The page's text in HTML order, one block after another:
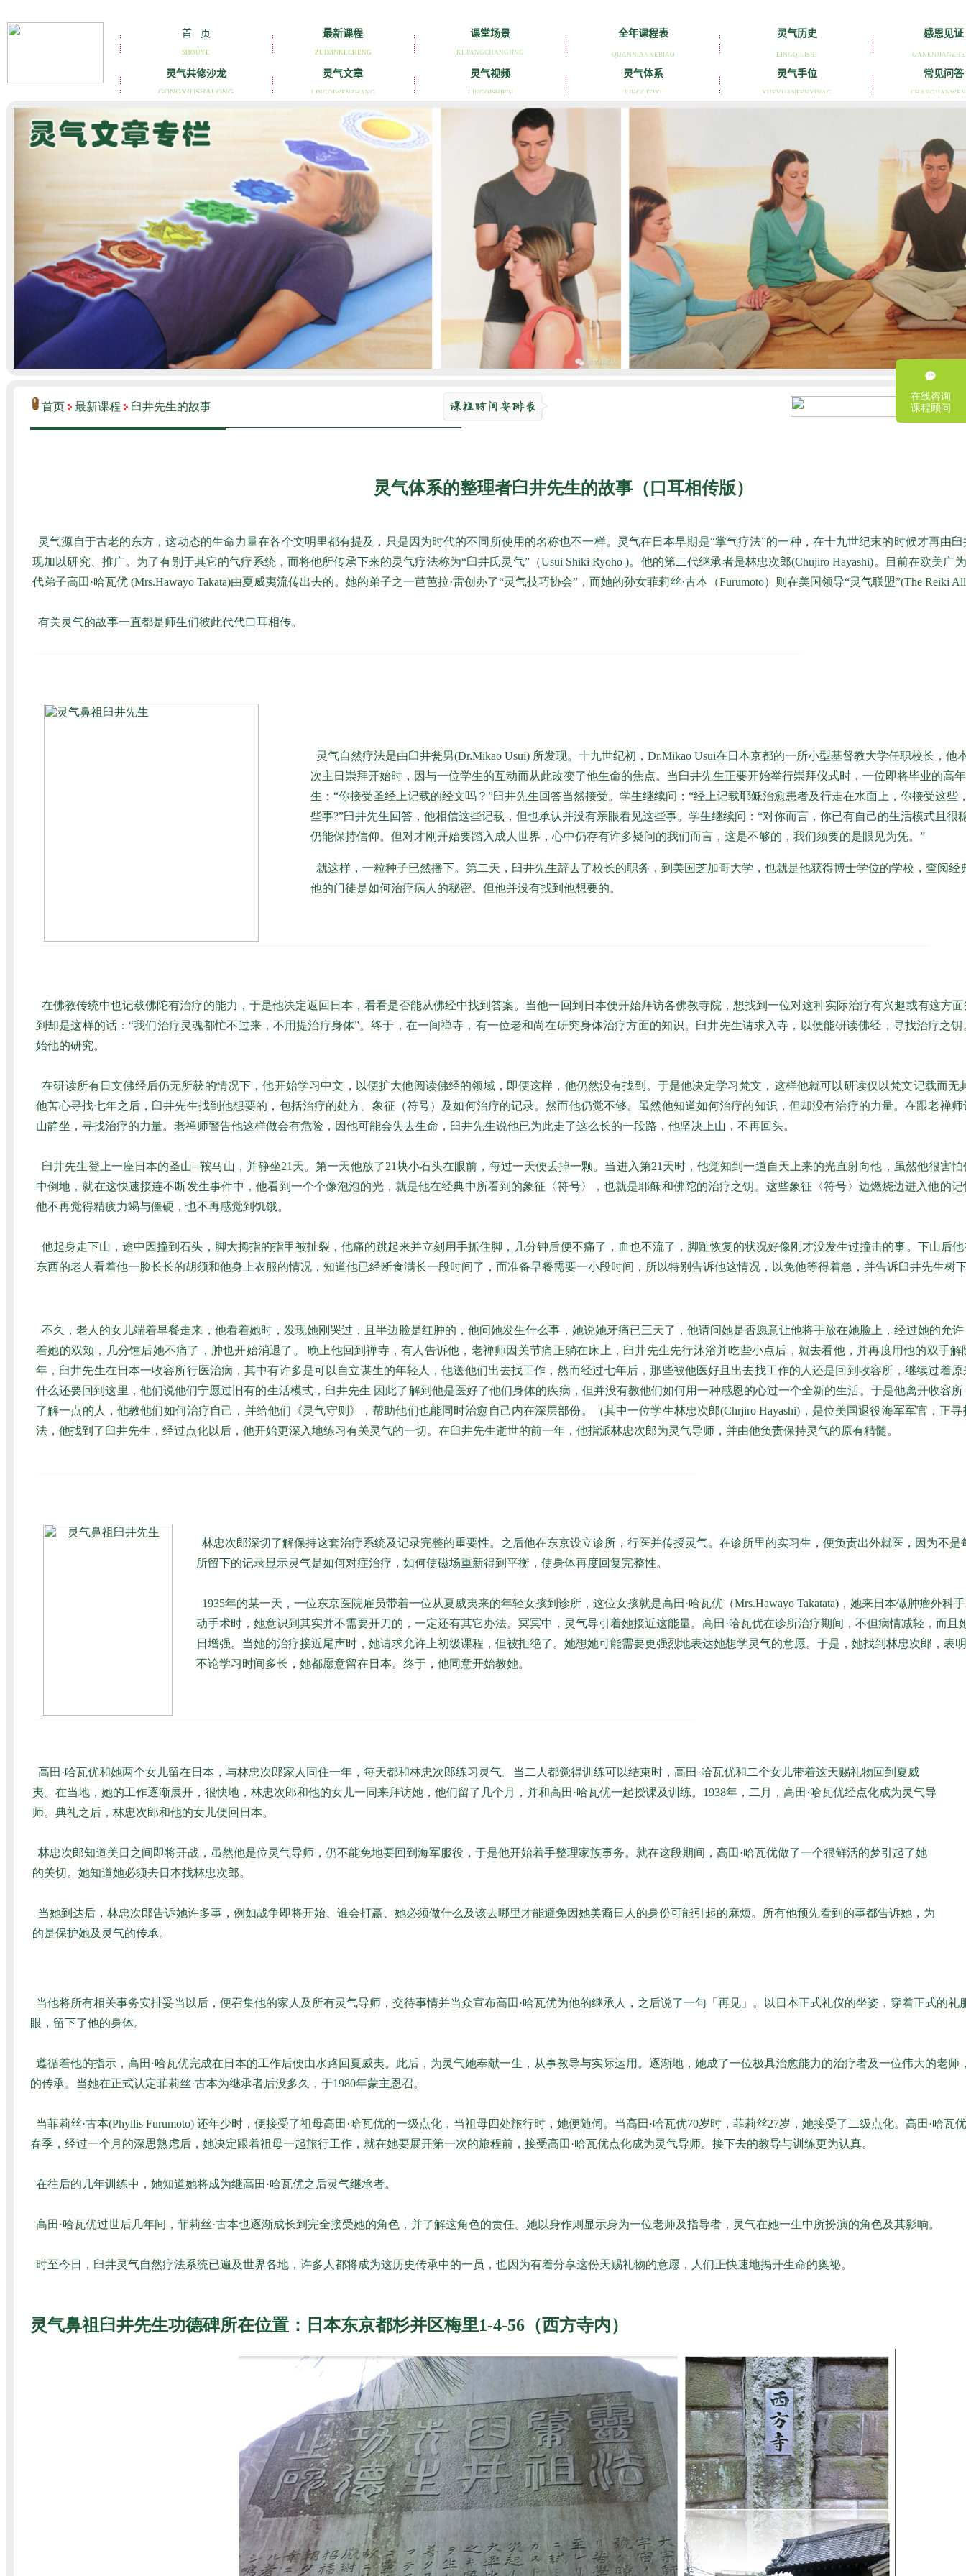
首页 最新课程 臼井先生的故事
灵气体系的整理者臼井先生的故事（口耳相传版）
灵气源自于古老的东方，这动态的生命力量在各个文明里都有提及，只是因为时代的不同所使用的名称也不一样。灵气在日本早期是“掌气疗法”的一种，在十九世纪末的时候才再由臼
现加以研究、推广。为了有别于其它的气疗系统，而将他所传承下来的灵气疗法称为“臼井氏灵气”（Usui Shiki Ryoho )。他的第二代继承者是林忠次郎(Chujiro Hayashi)。目前在欧美广
代弟子高田·哈瓦优 (Mrs.Hawayo Takata)由夏威夷流传出去的。她的弟子之一芭芭拉·雷创办了“灵气技巧协会”，而她的孙女菲莉丝·古本（Furumoto）则在美国领导“灵气联盟”(The Reiki
有关灵气的故事一直都是师生们彼此代代口耳相传。
灵气自然疗法是由臼井瓮男(Dr.Mikao Usui) 所发现。十九世纪初，Dr.Mikao Usui在日本京都的一所小型基督教大学任职校长，他
次主日崇拜开始时，因与一位学生的互动而从此改变了他生命的焦点。当臼井先生正要开始举行崇拜仪式时，一位即将毕业的高
生：“你接受圣经上记载的经文吗？”臼井先生回答当然接受。学生继续问：“经上记载耶稣治愈患者及行走在水面上，你接受这些
些事?”臼井先生回答，他相信这些记载，但也承认并没有亲眼看见这些事。学生继续问：“对你而言，你已有自己的生活模式且很
仍能保持信仰。但对才刚开始要踏入成人世界，心中仍存有许多疑问的我们而言，这是不够的，我们须要的是眼见为凭。”
就这样，一粒种子已然播下。第二天，臼井先生辞去了校长的职务，到美国芝加哥大学，也就是他获得博士学位的学校，查阅经
他的门徒是如何治疗病人的秘密。但他并没有找到他想要的。
在佛教传统中也记载佛陀有治疗的能力，于是他决定返回日本，看看是否能从佛经中找到答案。当他一回到日本便开始拜访各佛教寺院，想找到一位对这种实际治疗有兴趣或有这方
到却是这样的话：“我们治疗灵魂都忙不过来，不用提治疗身体”。终于，在一间禅寺，有一位老和尚在研究身体治疗方面的知识。臼井先生请求入寺，以便能研读佛经，寻找治疗之
始他的研究。
在研读所有日文佛经后仍无所获的情况下，他开始学习中文，以便扩大他阅读佛经的领域，即便这样，他仍然没有找到。于是他决定学习梵文，这样他就可以研读仅以梵文记载而无
他苦心寻找七年之后，臼井先生找到他想要的，包括治疗的处方、象征（符号）及如何治疗的记录。然而他仍觉不够。虽然他知道如何治疗的知识，但却没有治疗的力量。在跟老禅
山静坐，寻找治疗的力量。老禅师警告他这样做会有危险，因他可能会失去生命，臼井先生说他已为此走了这么长的一段路，他坚决上山，不再回头。
臼井先生登上一座日本的圣山─鞍马山，并静坐21天。第一天他放了21块小石头在眼前，每过一天便丢掉一颗。当进入第21天时，他觉知到一道自天上来的光直射向他，虽然他很害
中倒地，就在这快速接连不断发生事件中，他看到一个个像泡泡的光，就是他在经典中所看到的象征〈符号〉，也就是耶稣和佛陀的治疗之钥。这些象征〈符号〉边燃烧边进入他的
他不再觉得精疲力竭与僵硬，也不再感觉到饥饿。
他起身走下山，途中因撞到石头，脚大拇指的指甲被扯裂，他痛的跳起来并立刻用手抓住脚，几分钟后便不痛了，血也不流了，脚趾恢复的状况好像刚才没发生过撞击的事。下山后
东西的老人看着他一脸长长的胡须和他身上衣服的情况，知道他已经断食满长一段时间了，而准备早餐需要一小段时间，所以特别告诉他这情况，以免他等得着急，并告诉臼井先生树
不久，老人的女儿端着早餐走来，他看着她时，发现她刚哭过，且半边脸是红肿的，他问她发生什么事，她说她牙痛已三天了，他请问她是否愿意让他将手放在她脸上，经过她的允
着她的双颊，几分锺后她不痛了，肿也开始消退了。 晚上他回到禅寺，有人告诉他，老禅师因关节痛正躺在床上，臼井先生先行沐浴并吃些小点后，就去看他，并再度用他的双手
年，臼井先生在日本一收容所行医治病，其中有许多是可以自立谋生的年轻人，他送他们出去找工作，然而经过七年后，那些被他医好且出去找工作的人还是回到收容所，继续过着
什么还要回到这里，他们说他们宁愿过旧有的生活模式，臼井先生 因此了解到他是医好了他们身体的疾病，但并没有教他们如何用一种感恩的心过一个全新的生活。于是他离开收容
了解一点的人，他教他们如何治疗自己，并给他们《灵气守则》，帮助他们也能同时治愈自己内在深层部份。（其中一位学生林忠次郎(Chrjiro Hayashi)，是位美国退役海军军官，正
法，他找到了臼井先生，经过点化以后，他开始更深入地练习有关灵气的一切。在臼井先生逝世的前一年，他指派林忠次郎为灵气导师，并由他负责保持灵气的原有精髓。
林忠次郎深切了解保持这套治疗系统及记录完整的重要性。之后他在东京设立诊所，行医并传授灵气。在诊所里的实习生，便负责出外就医，因为不是
所留下的记录显示灵气是如何对症治疗，如何使磁场重新得到平衡，使身体再度回复完整性。
1935年的某一天，一位东京医院雇员带着一位从夏威夷来的年轻女孩到诊所，这位女孩就是高田·哈瓦优（Mrs.Hawayo Takatata)，她来日本做肿瘤外科
动手术时，她意识到其实并不需要开刀的，一定还有其它办法。冥冥中，灵气导引着她接近这能量。高田·哈瓦优在诊所治疗期间，不但病情减轻，而且
日增强。当她的治疗接近尾声时，她请求允许上初级课程，但被拒绝了。她想她可能需要更强烈地表达她想学灵气的意愿。于是，她找到林忠次郎，表
不论学习时间多长，她都愿意留在日本。终于，他同意开始教她。
高田·哈瓦优和她两个女儿留在日本，与林忠次郎家人同住一年，每天都和林忠次郎练习灵气。当二人都觉得训练可以结束时，高田·哈瓦优和二个女儿带着这天赐礼物回到夏威
夷。在当地，她的工作逐渐展开，很快地，林忠次郎和他的女儿一同来拜访她，他们留了几个月，并和高田·哈瓦优一起授课及训练。1938年，二月，高田·哈瓦优经点化成为灵气导
师。典礼之后，林忠次郎和他的女儿便回日本。
林忠次郎知道美日之间即将开战，虽然他是位灵气导师，仍不能免地要回到海军服役，于是他开始着手整理家族事务。就在这段期间，高田·哈瓦优做了一个很鲜活的梦引起了她
的关切。她知道她必须去日本找林忠次郎。
当她到达后，林忠次郎告诉她许多事，例如战争即将开始、谁会打赢、她必须做什么及该去哪里才能避免因她美裔日人的身份可能引起的麻烦。所有他预先看到的事都告诉她，为
的是保护她及灵气的传承。
当他将所有相关事务安排妥当以后，便召集他的家人及所有灵气导师，交待事情并当众宣布高田·哈瓦优为他的继承人，之后说了一句「再见」。以日本正式礼仪的坐姿，穿着正式的礼
眼，留下了他的身体。
遵循着他的指示，高田·哈瓦优完成在日本的工作后便由水路回夏威夷。此后，为灵气她奉献一生，从事教导与实际运用。逐渐地，她成了一位极具治愈能力的治疗者及一位伟大的老师
的传承。当她在正式认定菲莉丝·古本为继承者后没多久，于1980年蒙主恩召。
当菲莉丝·古本(Phyllis Furumoto) 还年少时，便接受了祖母高田·哈瓦优的一级点化，当祖母四处旅行时，她便随伺。当高田·哈瓦优70岁时，菲莉丝27岁，她接受了二级点化。高田·哈瓦
春季，经过一个月的深思熟虑后，她决定跟着祖母一起旅行工作，就在她要展开第一次的旅程前，接受高田·哈瓦优点化成为灵气导师。接下去的教导与训练更为认真。
在往后的几年训练中，她知道她将成为继高田·哈瓦优之后灵气继承者。
高田·哈瓦优过世后几年间，菲莉丝·古本也逐渐成长到完全接受她的角色，并了解这角色的责任。她以身作则显示身为一位老师及指导者，灵气在她一生中所扮演的角色及其影响。
时至今日，臼井灵气自然疗法系统已遍及世界各地，许多人都将成为这历史传承中的一员，也因为有着分享这份天赐礼物的意愿，人们正快速地揭开生命的奥祕。
灵气鼻祖臼井先生功德碑所在位置：日本东京都杉并区梅里1-4-56（西方寺内）
在线咨询
课程顾问